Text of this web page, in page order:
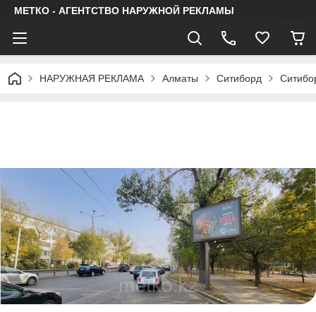
МЕТКО - АГЕНТСТВО НАРУЖНОЙ РЕКЛАМЫ
НАРУЖНАЯ РЕКЛАМА Алматы Ситиборд